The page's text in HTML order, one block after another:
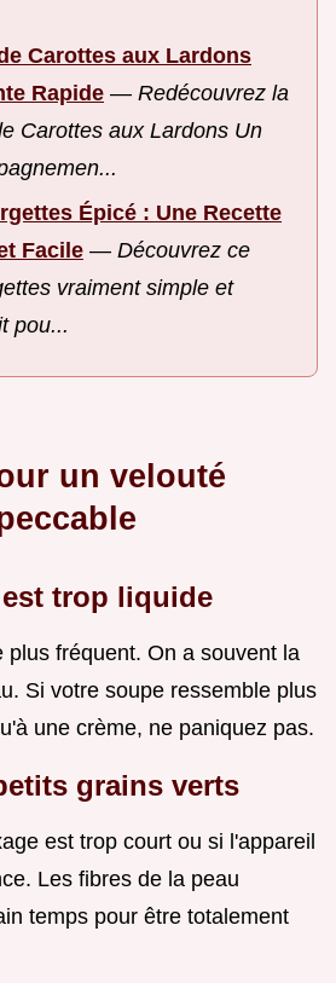
Carottes aux Lardons
Rapide — Redécouvrez la
Carottes aux Lardons Un
Épicé : Une Recette
Facile — Découvrez ce
vraiment simple et
pou...
un velouté
trop liquide
plus fréquent. On a souvent la
Si votre soupe ressemble plus
une crème, ne paniquez pas.
grains verts
est trop court ou si l'appareil
Les fibres de la peau
temps pour être totalement